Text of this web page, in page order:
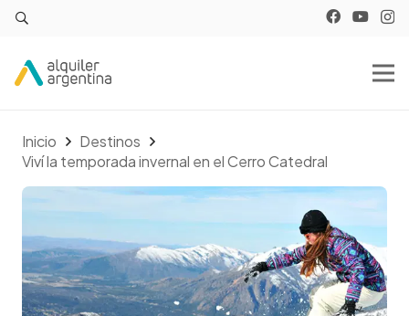
Inicio
Destinos
Viví la temporada invernal en el Cerro Catedral